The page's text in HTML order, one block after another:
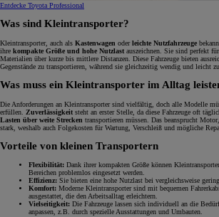
Entdecke Toyota Professional
Was sind Kleintransporter?
Kleintransporter, auch als Kastenwagen oderleichte Nutzfahrzeuge
ihre kompakte Größe und hohe Nutzlast auszeichnen. Sie sind perfekt
Materialien über kurze bis mittlere Distanzen. Diese Fahrzeuge bieten
Gegenstände zu transportieren, während sie gleichzeitig wendig und leicht
Was muss ein Kleintransporter im Alltag
Die Anforderungen an Kleintransporter sind vielfältig, doch alle Modelle
erfüllen. Zuverlässigkeit steht an erster Stelle, da diese Fahrzeuge oft
Lasten über weite Strecken transportieren müssen. Das beansprucht
stark, weshalb auch Folgekosten für Wartung, Verschleiß und mögliche
Vorteile von kleinen Transportern
Flexibilität: Dank ihrer kompakten Größe können
Bereichen problemlos eingesetzt werden.
Effizienz: Sie bieten eine hohe Nutzlast bei vergleichsweise
Komfort: Moderne Kleintransporter sind mit bequemen
ausgestattet, die den Arbeitsalltag erleichtern.
Vielseitigkeit: Die Fahrzeuge lassen sich individuell an die
anpassen, z.B. durch spezielle Ausstattungen und Umbauten.